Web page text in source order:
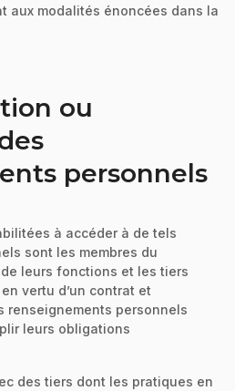
aux modalités énoncées dans la
ou
personnels
à accéder à de tels
sont les membres du
leurs fonctions et les tiers
vertu d’un contrat et
renseignements personnels
leurs obligations
des tiers dont les pratiques en